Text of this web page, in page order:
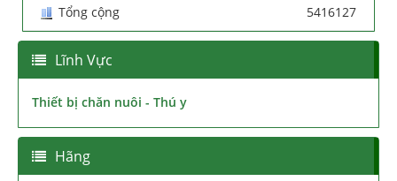
Tổng cộng 5416127
Lĩnh Vực
Thiết bị chăn nuôi - Thú y
Hãng